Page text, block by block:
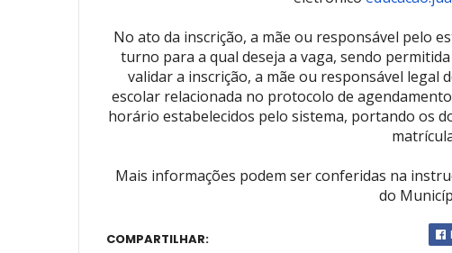
No ato da inscrição, a mãe ou responsável pelo
turno para a qual deseja a vaga, sendo
validar a inscrição, a mãe ou responsável legal
escolar relacionada no protocolo de
horário estabelecidos pelo sistema, portando os
Mais informações podem ser conferidas na
do
COMPARTILHAR: